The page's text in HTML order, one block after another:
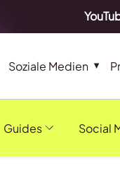
Soziale Medien
Guides Social